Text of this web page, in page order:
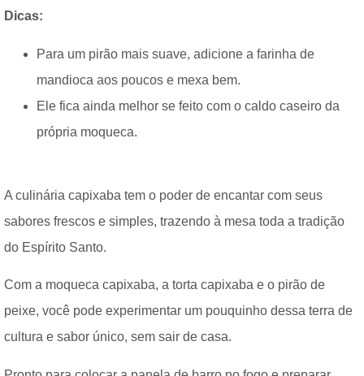
Dicas:
Para um pirão mais suave, adicione a farinha de
mandioca aos poucos e mexa bem.
Ele fica ainda melhor se feito com o caldo caseiro da
própria moqueca.
A culinária capixaba tem o poder de encantar com seus
sabores frescos e simples, trazendo à mesa toda a tradição
do Espírito Santo.
Com a moqueca capixaba, a torta capixaba e o pirão de
peixe, você pode experimentar um pouquinho dessa terra de
cultura e sabor único, sem sair de casa.